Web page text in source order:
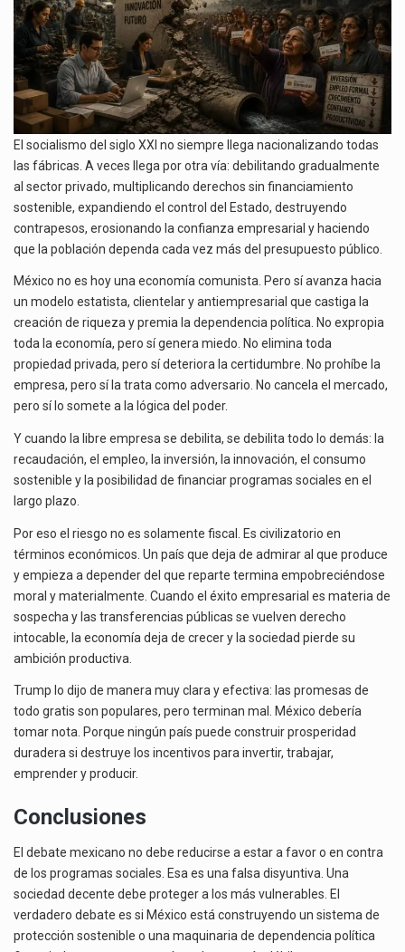
El socialismo del siglo XXI no siempre llega nacionalizando todas
las fábricas. A veces llega por otra vía: debilitando gradualmente
al sector privado, multiplicando derechos sin financiamiento
sostenible, expandiendo el control del Estado, destruyendo
contrapesos, erosionando la confianza empresarial y haciendo
que la población dependa cada vez más del presupuesto público.
México no es hoy una economía comunista. Pero sí avanza hacia
un modelo estatista, clientelar y antiempresarial que castiga la
creación de riqueza y premia la dependencia política. No expropia
toda la economía, pero sí genera miedo. No elimina toda
propiedad privada, pero sí deteriora la certidumbre. No prohíbe la
empresa, pero sí la trata como adversario. No cancela el mercado,
pero sí lo somete a la lógica del poder.
Y cuando la libre empresa se debilita, se debilita todo lo demás: la
recaudación, el empleo, la inversión, la innovación, el consumo
sostenible y la posibilidad de financiar programas sociales en el
largo plazo.
Por eso el riesgo no es solamente fiscal. Es civilizatorio en
términos económicos. Un país que deja de admirar al que produce
y empieza a depender del que reparte termina empobreciéndose
moral y materialmente. Cuando el éxito empresarial es materia de
sospecha y las transferencias públicas se vuelven derecho
intocable, la economía deja de crecer y la sociedad pierde su
ambición productiva.
Trump lo dijo de manera muy clara y efectiva: las promesas de
todo gratis son populares, pero terminan mal. México debería
tomar nota. Porque ningún país puede construir prosperidad
duradera si destruye los incentivos para invertir, trabajar,
emprender y producir.
Conclusiones
El debate mexicano no debe reducirse a estar a favor o en contra
de los programas sociales. Esa es una falsa disyuntiva. Una
sociedad decente debe proteger a los más vulnerables. El
verdadero debate es si México está construyendo un sistema de
protección sostenible o una maquinaria de dependencia política